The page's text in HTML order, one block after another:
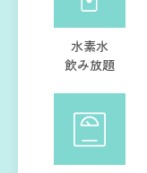
水素水
飲み放題